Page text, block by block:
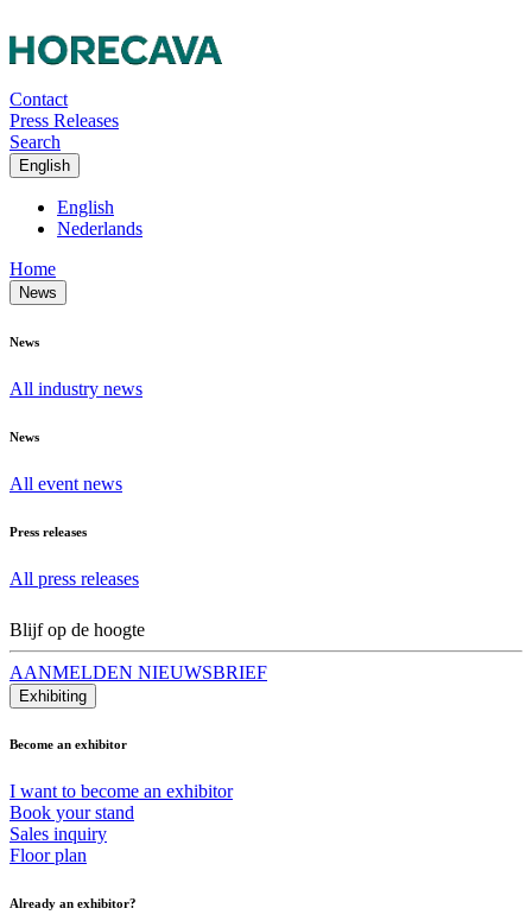
Contact
Press Releases
Search
English
English
Nederlands
Home
News
News
All industry news
News
All event news
Press releases
All press releases
Blijf op de hoogte
AANMELDEN NIEUWSBRIEF
Exhibiting
Become an exhibitor
I want to become an exhibitor
Book your stand
Sales inquiry
Floor plan
Already an exhibitor?